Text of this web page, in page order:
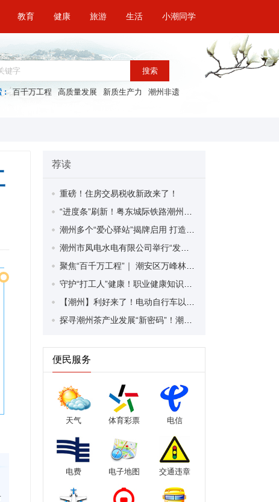
教育 健康 旅游 生活 小潮同学
搜索
: 百千万工程 高质量发展 新质生产力 潮州非遗
荐读
重磅！住房交易税收新政来了！
便民服务
天气 体育彩票 电信
电费 电子地图 交通违章